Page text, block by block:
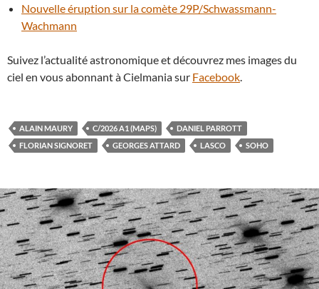
Nouvelle éruption sur la comète 29P/Schwassmann-
Wachmann
Suivez l’actualité astronomique et découvrez mes images du
ciel en vous abonnant à Cielmania sur Facebook
ALAIN MAURY C/2026 A1 (MAPS)
DANIEL PARROTT
FLORIAN SIGNORET
GEORGES ATTARD LASCO SOHO